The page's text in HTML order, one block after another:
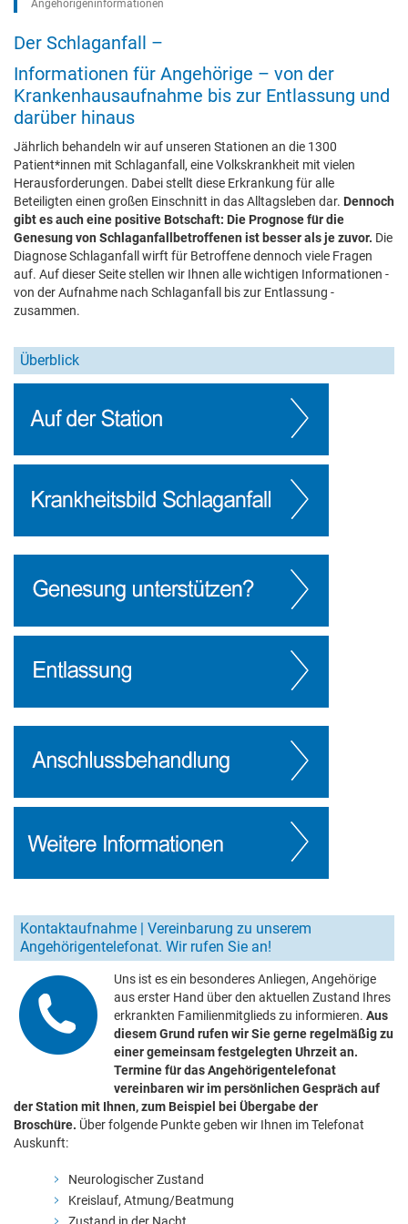
Angehörigeninformationen
Der Schlaganfall –
Informationen für Angehörige – von der
Krankenhausaufnahme bis zur Entlassung und
darüber hinaus
Jährlich behandeln wir auf unseren Stationen an die 1300
Patient*innen mit Schlaganfall, eine Volkskrankheit mit vielen
Herausforderungen. Dabei stellt diese Erkrankung für alle
Beteiligten einen großen Einschnitt in das Alltagsleben dar. Dennoch
gibt es auch eine positive Botschaft: Die Prognose für die
Genesung von Schlaganfallbetroffenen ist besser als je zuvor. Die
Diagnose Schlaganfall wirft für Betroffene dennoch viele Fragen
auf. Auf dieser Seite stellen wir Ihnen alle wichtigen Informationen -
von der Aufnahme nach Schlaganfall bis zur Entlassung -
zusammen.
Überblick
Kontaktaufnahme | Vereinbarung zu unserem
Angehörigentelefonat. Wir rufen Sie an!
Uns ist es ein besonderes Anliegen, Angehörige
aus erster Hand über den aktuellen Zustand Ihres
erkrankten Familienmitglieds zu informieren. Aus
diesem Grund rufen wir Sie gerne regelmäßig zu
einer gemeinsam festgelegten Uhrzeit an.
Termine für das Angehörigentelefonat
vereinbaren wir im persönlichen Gespräch auf
der Station mit Ihnen, zum Beispiel bei Übergabe der
Broschüre. Über folgende Punkte geben wir Ihnen im Telefonat
Auskunft:
Neurologischer Zustand
Kreislauf, Atmung/Beatmung